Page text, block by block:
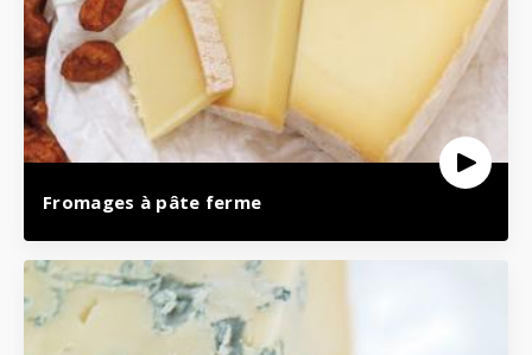
Fromages à pâte ferme